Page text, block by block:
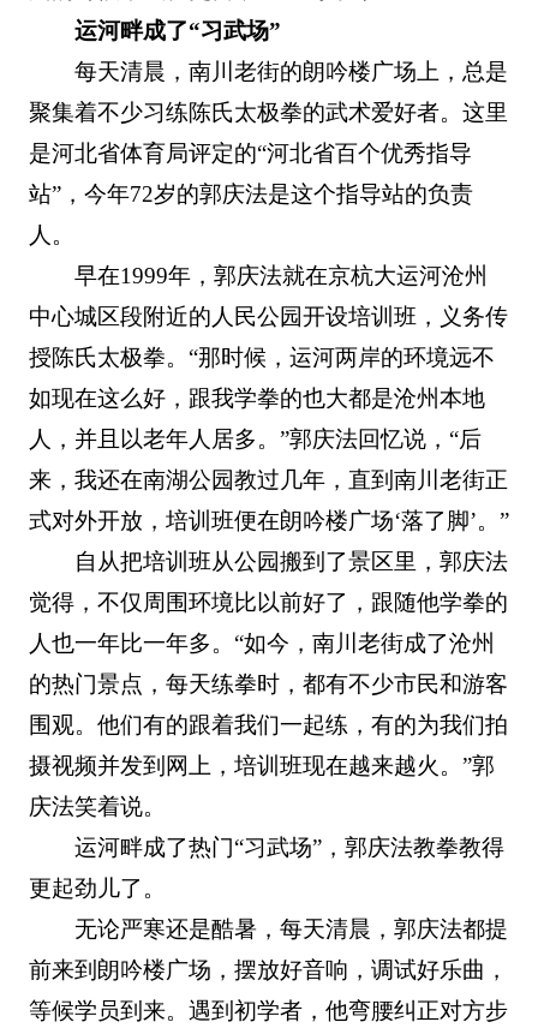
运河畔成了“习武场”
每天清晨，南川老街的朗吟楼广场上，总是
聚集着不少习练陈氏太极拳的武术爱好者。这里
是河北省体育局评定的“河北省百个优秀指导
站”，今年72岁的郭庆法是这个指导站的负责
人。
早在1999年，郭庆法就在京杭大运河沧州
中心城区段附近的人民公园开设培训班，义务传
授陈氏太极拳。“那时候，运河两岸的环境远不
如现在这么好，跟我学拳的也大都是沧州本地
人，并且以老年人居多。”郭庆法回忆说，“后
来，我还在南湖公园教过几年，直到南川老街正
式对外开放，培训班便在朗吟楼广场‘落了脚’。”
自从把培训班从公园搬到了景区里，郭庆法
觉得，不仅周围环境比以前好了，跟随他学拳的
人也一年比一年多。“如今，南川老街成了沧州
的热门景点，每天练拳时，都有不少市民和游客
围观。他们有的跟着我们一起练，有的为我们拍
摄视频并发到网上，培训班现在越来越火。”郭
庆法笑着说。
运河畔成了热门“习武场”，郭庆法教拳教得
更起劲儿了。
无论严寒还是酷暑，每天清晨，郭庆法都提
前来到朗吟楼广场，摆放好音响，调试好乐曲，
等候学员到来。遇到初学者，他弯腰纠正对方步